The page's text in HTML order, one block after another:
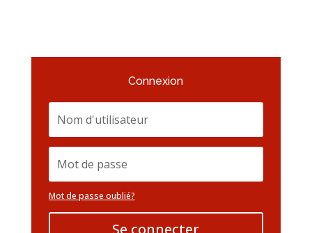
Connexion
Mot de passe oublié?
Se connecter